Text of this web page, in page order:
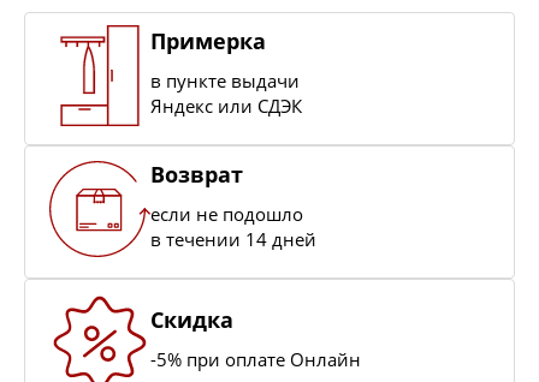
Примерка
в пункте выдачи
Яндекс или СДЭК
Возврат
если не подошло
в течении 14 дней
Скидка
-5% при оплате Онлайн